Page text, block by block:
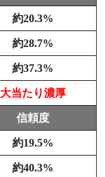
約20.3%
約28.7%
約37.3%
大当たり濃厚
信頼度
約19.5%
約40.3%